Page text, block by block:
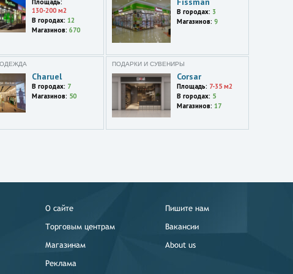
Площадь:
130-200 м2
В городах: 12
Магазинов: 670
В городах: 3
Магазинов: 9
Charuel
В городах: 7
Магазинов: 50
ПОДАРКИ И СУВЕНИРЫ
Corsar
Площадь: 7-35 м2
В городах: 5
Магазинов: 17
О сайте
Торговым центрам
Магазинам
Реклама
Пишите нам
Вакансии
About us